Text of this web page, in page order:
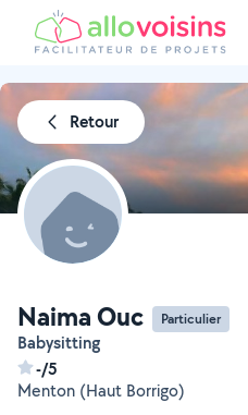
Retour
Naima Ouc Particulier
Babysitting
-/5
Menton (Haut Borrigo)